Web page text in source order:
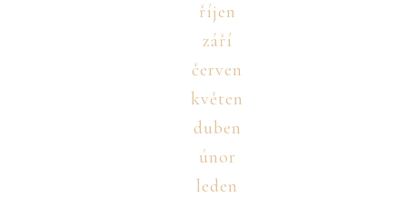
říjen
září
červen
květen
duben
únor
leden